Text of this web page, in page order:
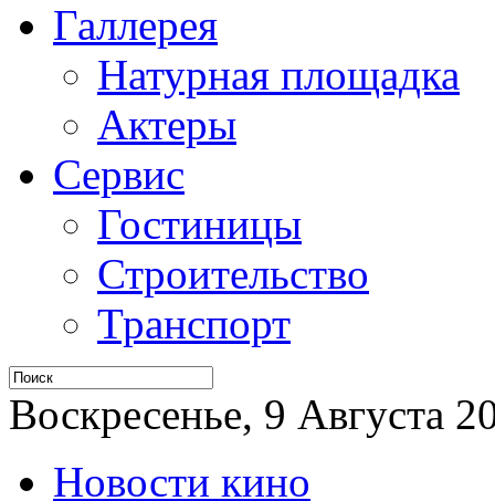
Галлерея
Натурная площадка
Актеры
Сервис
Гостиницы
Строительство
Транспорт
Воскресенье, 9 Августа
Новости кино